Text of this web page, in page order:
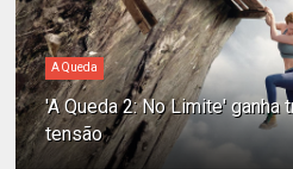
A Queda
'A Queda 2: No Limite'
tensão